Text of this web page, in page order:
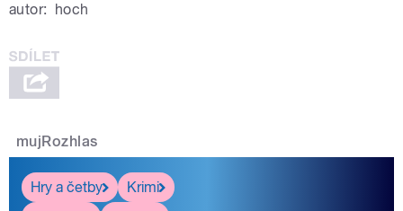
autor: hoch
mujRozhlas
Hry a četby
Krimi